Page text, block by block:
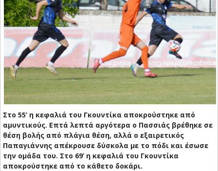
Στο 55’ η κεφαλιά του Γκουντίκα αποκρούστηκε από
αμυντικούς. Επτά λεπτά αργότερα ο Πασσιάς βρέθηκε σε
θέση βολής από πλάγια θέση, αλλά ο εξαιρετικός
Παπαγιάννης απέκρουσε δύσκολα με το πόδι και έσωσε
την ομάδα του. Στο 69’ η κεφαλιά του Γκουντίκα
αποκρούστηκε από το κάθετο δοκάρι.